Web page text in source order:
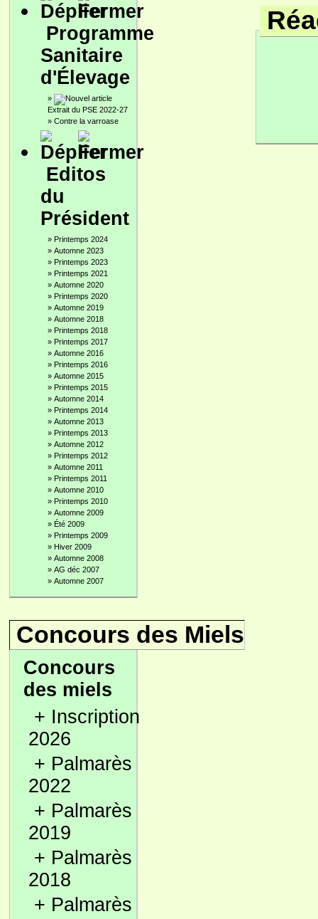
Programme
Sanitaire
d'Élevage
»
Extrait du PSE 2022-27
» Contre la varroase
Editos
du
Président
» Printemps 2024
» Automne 2023
» Printemps 2023
» Printemps 2021
» Automne 2020
» Printemps 2020
» Automne 2019
» Automne 2018
» Printemps 2018
» Printemps 2017
» Automne 2016
» Printemps 2016
» Automne 2015
» Printemps 2015
» Automne 2014
» Printemps 2014
» Automne 2013
» Printemps 2013
» Automne 2012
» Printemps 2012
» Automne 2011
» Printemps 2011
» Automne 2010
» Printemps 2010
» Automne 2009
» Été 2009
» Printemps 2009
» Hiver 2009
» Automne 2008
» AG déc 2007
» Automne 2007
Concours des Miels
Concours
des miels
+ Inscription
2026
+ Palmarès
2022
+ Palmarès
2019
+ Palmarès
2018
+ Palmarès